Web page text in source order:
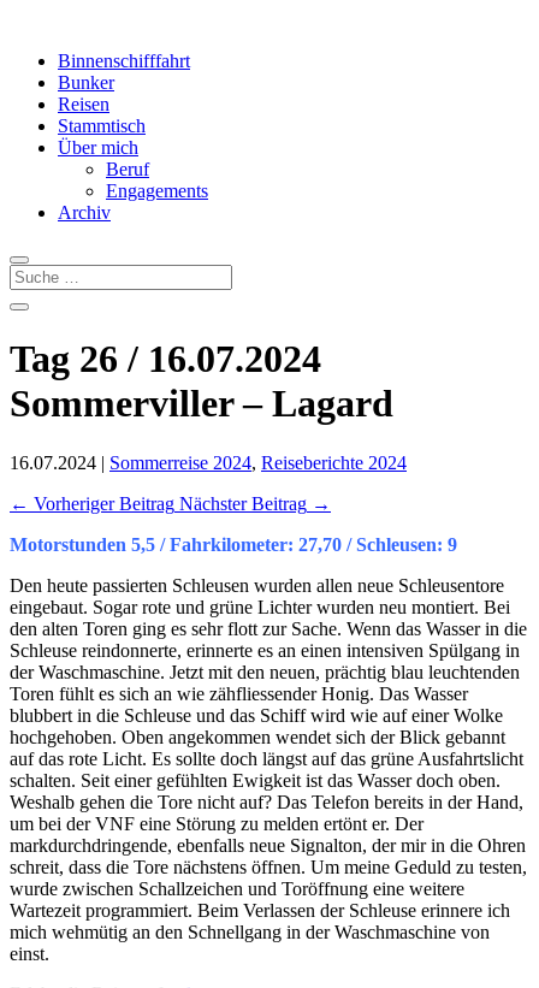
Binnenschifffahrt
Bunker
Reisen
Stammtisch
Über mich
Beruf
Engagements
Archiv
Tag 26 / 16.07.2024
Sommerviller – Lagard
16.07.2024 | Sommerreise 2024, Reiseberichte 2024
← Vorheriger Beitrag Nächster Beitrag →
Motorstunden 5,5 / Fahrkilometer: 27,70 / Schleusen: 9
Den heute passierten Schleusen wurden allen neue Schleusentore
eingebaut. Sogar rote und grüne Lichter wurden neu montiert. Bei
den alten Toren ging es sehr flott zur Sache. Wenn das Wasser in die
Schleuse reindonnerte, erinnerte es an einen intensiven Spülgang in
der Waschmaschine. Jetzt mit den neuen, prächtig blau leuchtenden
Toren fühlt es sich an wie zähfliessenderHonig. Das Wasser
blubbert in die Schleuse und das Schiff wird wie auf einer Wolke
hochgehoben. Oben angekommen wendet sich der Blick gebannt
auf das rote Licht. Es sollte doch längst auf das grüne Ausfahrtslicht
schalten. Seit einer gefühlten Ewigkeit ist das Wasser doch oben.
Weshalb gehen die Tore nicht auf? Das Telefon bereits in der Hand,
um bei der VNF eine Störung zu melden ertönt er. Der
markdurchdringende, ebenfalls neue Signalton, der mir in die Ohren
schreit, dass die Tore nächstens öffnen. Um meine Geduld zu testen,
wurde zwischen Schallzeichen und Toröffnung eine weitere
Wartezeit programmiert. Beim Verlassen der Schleuse erinnere ich
mich wehmütig an den Schnellgang in der Waschmaschine von
einst.